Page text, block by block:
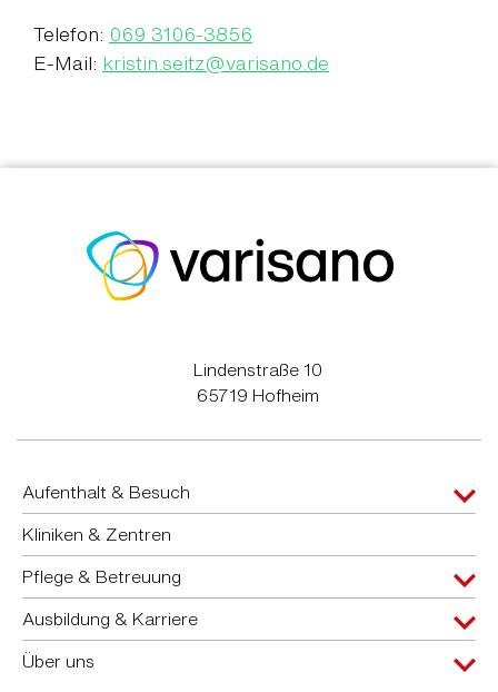
Telefon: 069 3106-3856
E-Mail: kristin.seitz@varisano.de
Lindenstraße 10
65719 Hofheim
Aufenthalt & Besuch
Kliniken & Zentren
Pflege & Betreuung
Ausbildung & Karriere
Über uns